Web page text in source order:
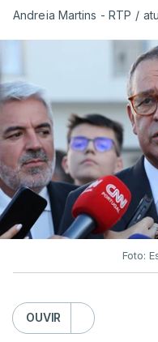
Andreia Martins - RTP /
Foto:
OUVIR